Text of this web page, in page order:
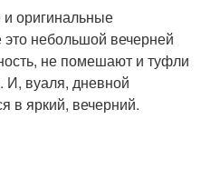
оригинальные
небольшой вечерней
не помешают и туфли
И, вуаля, дневной
в яркий, вечерний.